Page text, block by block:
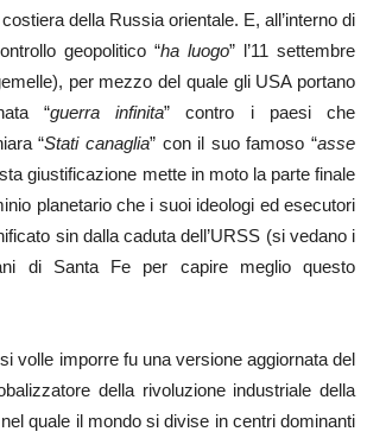
della Russia orientale. E, all’interno di
geopolitico “ha luogo” l’11 settembre
per mezzo del quale gli USA portano
“guerra infinita” contro i paesi che
“Stati canaglia” con il suo famoso “asse
giustificazione mette in moto la parte finale
planetario che i suoi ideologi ed esecutori
sin dalla caduta dell’URSS (si vedano i
di Santa Fe per capire meglio questo
volle imporre fu una versione aggiornata del
della rivoluzione industriale della
quale il mondo si divise in centri dominanti